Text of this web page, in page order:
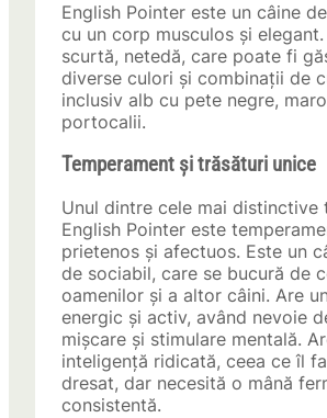
English Pointer este un câine
cu un corp musculos și
scurtă, netedă, care poate fi
diverse culori și combinații de
inclusiv alb cu pete negre,
portocalii.
Temperament și trăsături unice
Unul dintre cele mai distinctive
English Pointer este
prietenos și afectuos. Este un
de sociabil, care se bucură de
oamenilor și a altor câini. Are
energic și activ, având nevoie
mișcare și stimulare mentală.
inteligență ridicată, ceea ce îl
dresat, dar necesită o mână
consistentă.